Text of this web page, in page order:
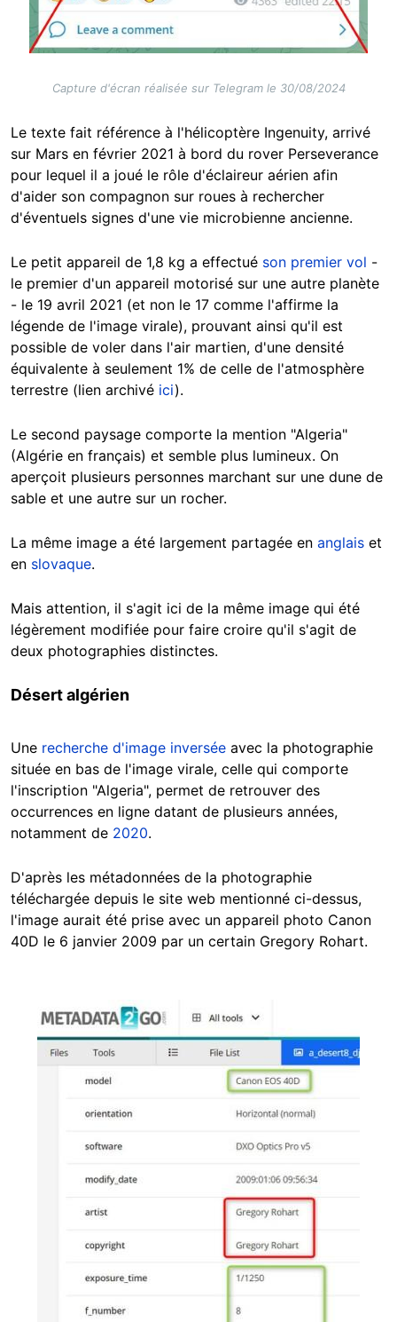
Capture d'écran réalisée sur Telegram le 30/08/2024
Le texte fait référence à l'hélicoptère Ingenuity, arrivé
sur Mars en février 2021 à bord du rover Perseverance
pour lequel il a joué le rôle d'éclaireur aérien afin
d'aider son compagnon sur roues à rechercher
d'éventuels signes d'une vie microbienne ancienne.
Le petit appareil de 1,8 kg a effectué son premier vol -
le premier d'un appareil motorisé sur une autre planète
- le 19 avril 2021 (et non le 17 comme l'affirme la
légende de l'image virale), prouvant ainsi qu'il est
possible de voler dans l'air martien, d'une densité
équivalente à seulement 1% de celle de l'atmosphère
terrestre (lien archivé ici).
Le second paysage comporte la mention "Algeria"
(Algérie en français) et semble plus lumineux. On
aperçoit plusieurs personnes marchant sur une dune de
sable et une autre sur un rocher.
La même image a été largement partagée en anglais et
en slovaque.
Mais attention, il s'agit ici de la même image qui été
légèrement modifiée pour faire croire qu'il s'agit de
deux photographies distinctes.
Désert algérien
Une recherche d'image inversée avec la photographie
située en bas de l'image virale, celle qui comporte
l'inscription "Algeria", permet de retrouver des
occurrences en ligne datant de plusieurs années,
notamment de 2020.
D'après les métadonnées de la photographie
téléchargée depuis le site web mentionné ci-dessus,
l'image aurait été prise avec un appareil photo Canon
40D le 6 janvier 2009 par un certain Gregory Rohart.
Image